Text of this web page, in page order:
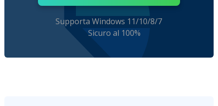
Supporta Windows 11/10/8/7
Sicuro al 100%